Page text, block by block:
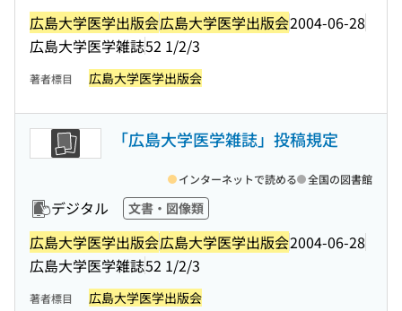
広島大学医学出版会広島大学医学出版会2004-06-28
広島大学医学雑誌52 1/2/3
著者標目 広島大学医学出版会
「広島大学医学雑誌」投稿規定
デジタル 文書・図像類
広島大学医学出版会広島大学医学出版会2004-06-28
広島大学医学雑誌52 1/2/3
インターネットで読める 全国の図書館
著者標目 広島大学医学出版会